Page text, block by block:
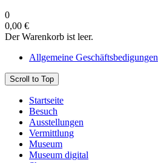
0
0,00 €
Der Warenkorb ist leer.
Allgemeine Geschäftsbedigungen
Scroll to Top
Startseite
Besuch
Ausstellungen
Vermittlung
Museum
Museum digital